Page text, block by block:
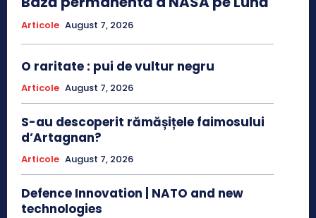
Articole August 7, 2026
O raritate : pui de vultur negru
Articole August 7, 2026
S-au descoperit rămășițele faimosului
d’Artagnan?
Articole August 7, 2026
Defence Innovation | NATO and new
technologies